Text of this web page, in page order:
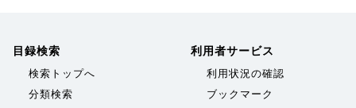
目録検索
検索トップへ
分類検索
利用者サービス
利用状況の確認
ブックマーク